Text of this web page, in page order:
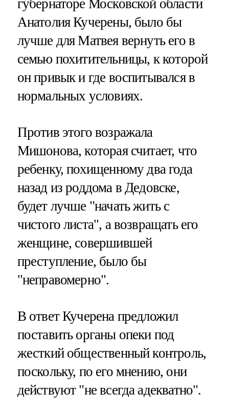
губернаторе Московской области
Анатолия Кучерены, было бы
лучше для Матвея вернуть его в
семью похитительницы, к которой
он привык и где воспитывался в
нормальных условиях.
Против этого возражала
Мишонова, которая считает, что
ребенку, похищенному два года
назад из роддома в Дедовске,
будет лучше "начать жить с
чистого листа", а возвращать его
женщине, совершившей
преступление, было бы
"неправомерно".
В ответ Кучерена предложил
поставить органы опеки под
жесткий общественный контроль,
поскольку, по его мнению, они
действуют "не всегда адекватно".